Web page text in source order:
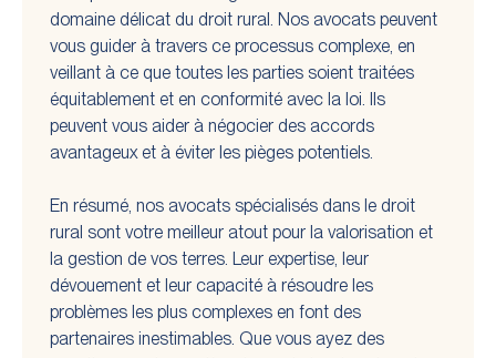
domaine délicat du droit rural. Nos avocats peuvent
vous guider à travers ce processus complexe, en
veillant à ce que toutes les parties soient traitées
équitablement et en conformité avec la loi. Ils
peuvent vous aider à négocier des accords
avantageux et à éviter les pièges potentiels.
En résumé, nos avocats spécialisés dans le droit
rural sont votre meilleur atout pour la valorisation et
la gestion de vos terres. Leur expertise, leur
dévouement et leur capacité à résoudre les
problèmes les plus complexes en font des
partenaires inestimables. Que vous ayez des